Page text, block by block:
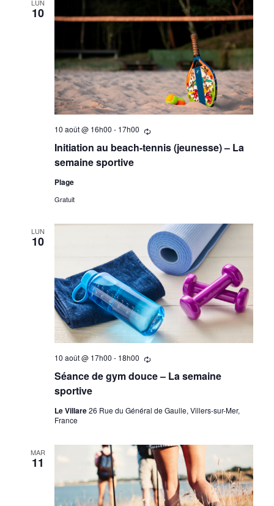
LUN
10
Initiation au beach-tennis (jeunesse) – La
semaine sportive
10 août @ 16h00 - 17h00
Se
Plage
Gratuit
LUN
10
Séance de gym douce – La semaine
sportive
10 août @ 17h00 - 18h00
Se
Le Villare26 Rue du Général de Gaulle, Villers-sur-Mer,
France
MAR
11